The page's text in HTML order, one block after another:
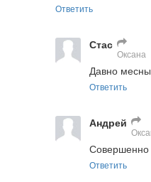
Ответить
Стас
Оксана
Давно
Ответить
Андрей
Совершенно
Ответить